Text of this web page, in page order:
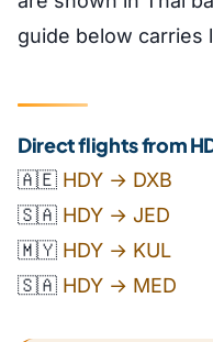
guide below carries
Direct flights from
🇦🇪 HDY → DXB
🇸🇦 HDY → JED
🇲🇾 HDY → KUL
🇸🇦 HDY → MED